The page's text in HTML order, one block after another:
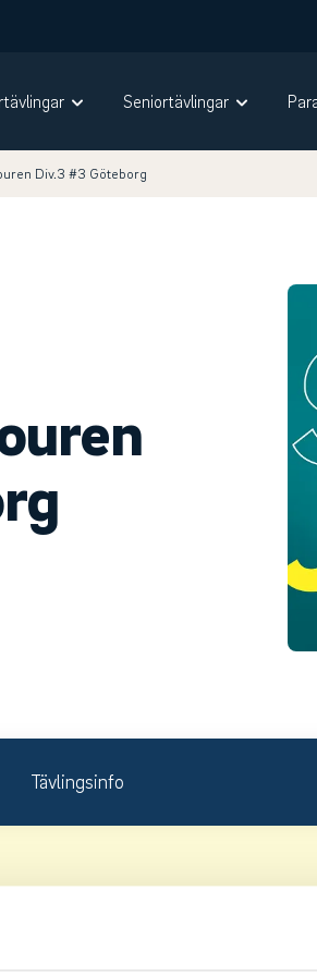
Seniortävlingar
Div.3 #3 Göteborg
Tävlingsinfo
Svenska Juniortouren